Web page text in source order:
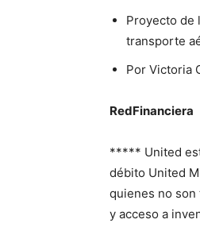
Proyecto de
transporte
Por Victoria
RedFinanciera
***** United
débito United
quienes no son
y acceso a